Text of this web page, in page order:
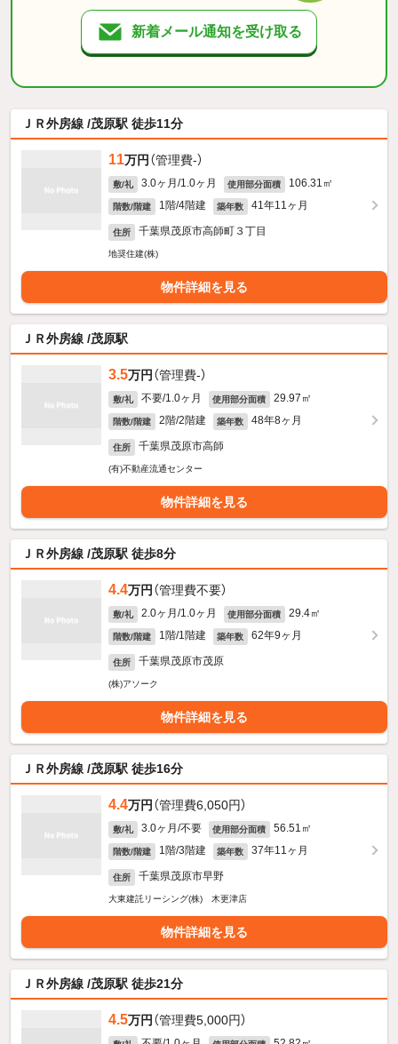
新着メール通知を受け取る
ＪＲ外房線 /茂原駅 徒歩11分
11万円 （管理費-）
敷/礼 3.0ヶ月/1.0ヶ月 使用部分面積 106.31㎡
階数/階建 1階/4階建 築年数 41年11ヶ月
住所 千葉県茂原市高師町３丁目
地奨住建(株)
物件詳細を見る
ＪＲ外房線 /茂原駅
3.5万円 （管理費-）
敷/礼 不要/1.0ヶ月 使用部分面積 29.97㎡
階数/階建 2階/2階建 築年数 48年8ヶ月
住所 千葉県茂原市高師
(有)不動産流通センター
物件詳細を見る
ＪＲ外房線 /茂原駅 徒歩8分
4.4万円 （管理費不要）
敷/礼 2.0ヶ月/1.0ヶ月 使用部分面積 29.4㎡
階数/階建 1階/1階建 築年数 62年9ヶ月
住所 千葉県茂原市茂原
(株)アソーク
物件詳細を見る
ＪＲ外房線 /茂原駅 徒歩16分
4.4万円 （管理費6,050円）
敷/礼 3.0ヶ月/不要 使用部分面積 56.51㎡
階数/階建 1階/3階建 築年数 37年11ヶ月
住所 千葉県茂原市早野
大東建託リーシング(株) 木更津店
物件詳細を見る
ＪＲ外房線 /茂原駅 徒歩21分
4.5万円 （管理費5,000円）